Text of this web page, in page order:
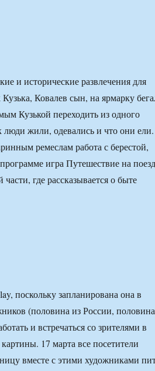
и исторические развлечения для
Ковалев сын, на ярмарку
Кузькой переходить из одного
люди жили, одевались и что они ели.
ремеслам работа с берестой,
игра Путешествие на
где рассказывается о быте
поскольку запланирована она в
(половина из России, половина
и встречаться со зрителями в
17 марта все посетители
вместе с этими художниками